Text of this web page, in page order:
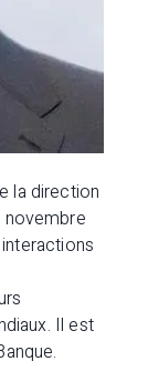
la direction
novembre
Il est